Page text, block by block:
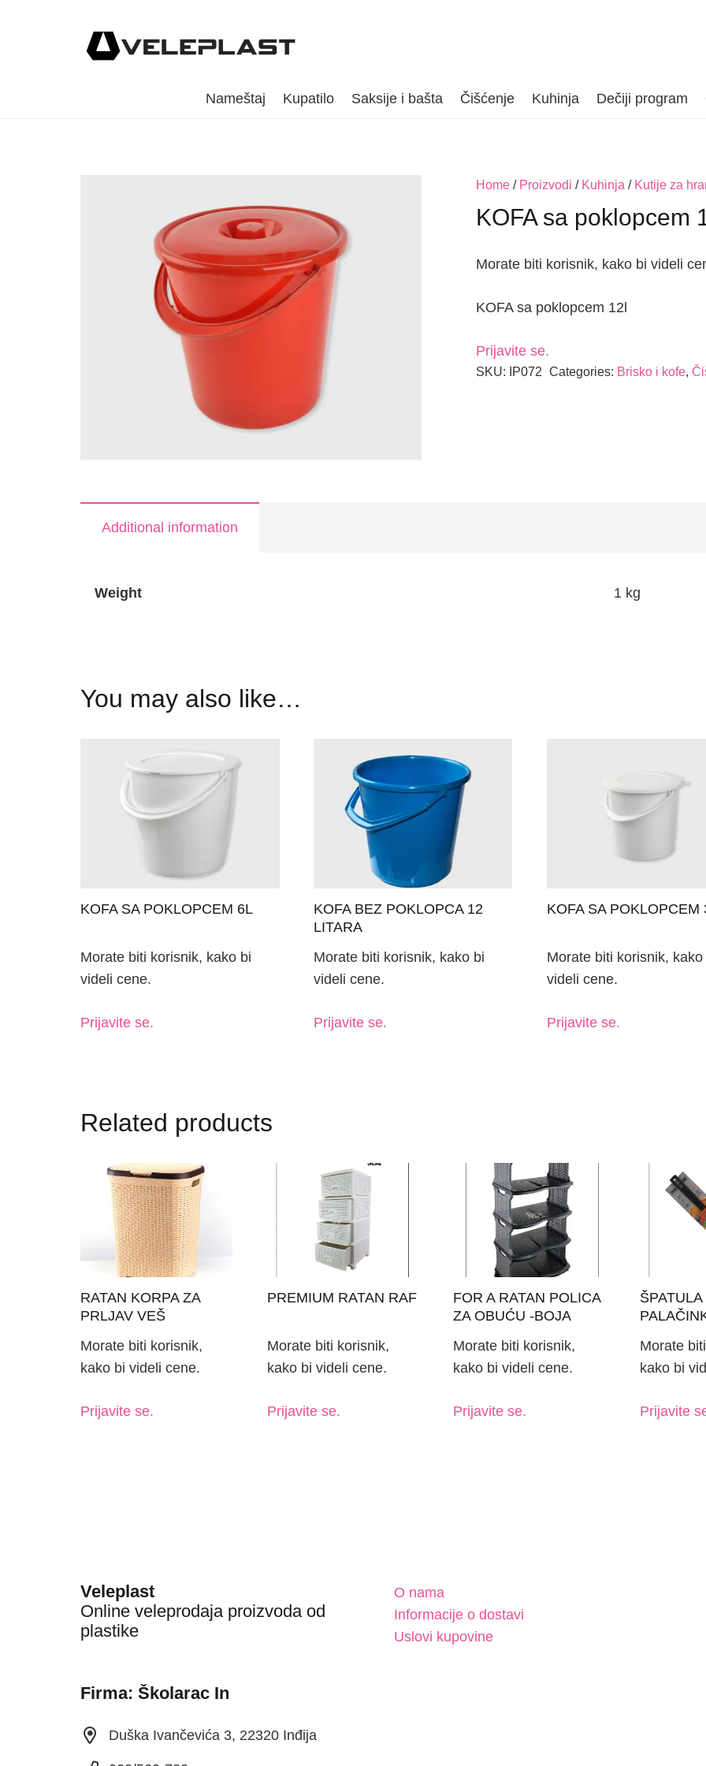
Nameštaj Kupatilo Saksije i bašta Čišćenje Kuhinja Dečiji program
Home/ Proizvodi / Kuhinja / Kutije za
KOFA sa poklopcem
Morate biti korisnik, kako bi videli
KOFA sa poklopcem 12l
Prijavite se.
SKU: IP072 Categories: Brisko i kofe,
Additional information
Weight 1 kg
You may also like…
KOFA SA POKLOPCEM 6L
Morate biti korisnik, kako bi
videli cene.
Prijavite se.
KOFA BEZ POKLOPCA 12
LITARA
Morate biti korisnik, kako bi
videli cene.
Prijavite se.
KOFA SA POKLOPCEM
Morate biti korisnik, kako
videli cene.
Prijavite se.
Related products
RATAN KORPA ZA
PRLJAV VEŠ
Morate biti korisnik,
kako bi videli cene.
Prijavite se.
PREMIUM RATAN RAF
Morate biti korisnik,
kako bi videli cene.
Prijavite se.
FOR A RATAN POLICA
ZA OBUĆU -BOJA
Morate biti korisnik,
kako bi videli cene.
Prijavite se.
ŠPATULA
Morate
kako bi
Prijavite
Veleplast
Online veleprodaja proizvoda od
plastike
Firma: Školarac In
Duška Ivančevića 3, 22320 Inđija
O nama
Informacije o dostavi
Uslovi kupovine